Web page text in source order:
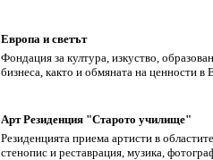
Европа и светът
Фондация за култура, изкуство,
бизнеса, както и обмяната на ценности в
Арт Резиденция "Старото училище"
Резиденцията приема артисти в
стенопис и реставрация, музика,